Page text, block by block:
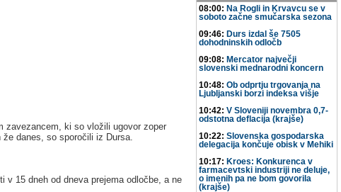
zavezancem, ki so vložili ugovor zoper
danes, so sporočili iz Dursa.
v 15 dneh od dneva prejema odločbe, a ne
08:00: Na Rogli in Krvavcu se v
soboto začne smučarska sezona
09:46: Durs izdal še 7505
dohodninskih odločb
09:08: Mercator največji
slovenski mednarodni koncern
10:48: Ob odprtju trgovanja na
Ljubljanski borzi indeksa višje
10:42: V Sloveniji novembra 0,7-
odstotna deflacija (krajše)
10:22: Slovenska gospodarska
delegacija končuje obisk v Mehiki
10:17: Kroes: Konkurenca v
farmacevtski industriji ne deluje,
o imenih pa ne bom govorila
(krajše)